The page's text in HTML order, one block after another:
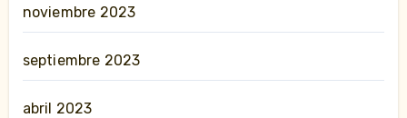
noviembre 2023
septiembre 2023
abril 2023